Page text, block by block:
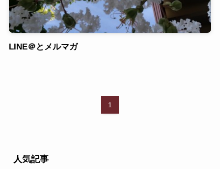
LINE＠とメルマガ
1
人気記事